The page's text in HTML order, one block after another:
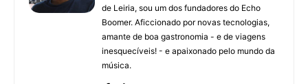
de Leiria, sou um dos fundadores do Echo
Boomer. Aficcionado por novas tecnologias,
amante de boa gastronomia - e de viagens
inesquecíveis! - e apaixonado pelo mundo da
música.